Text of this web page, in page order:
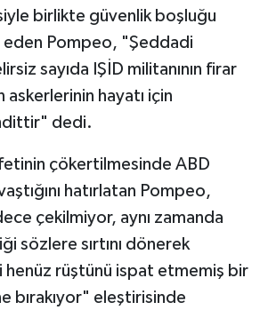
birlikte güvenlik boşluğu
Pompeo, "Şeddadi
sayıda IŞİD militanının firar
hayatı için
dedi.
çökertilmesinde ABD
hatırlatan Pompeo,
çekilmiyor, aynı zamanda
sözlere sırtını dönerek
henüz rüştünü ispat etmemiş bir
bırakıyor" eleştirisinde